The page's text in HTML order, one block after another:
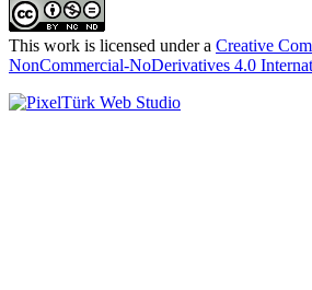
This work is licensed under a Creative
NonCommercial-NoDerivatives 4.0